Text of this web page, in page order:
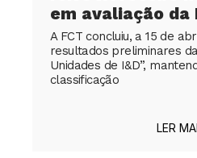
em avaliação da
A FCT concluiu, a 15 de
resultados preliminares
Unidades de I&D”,
classificação
LER